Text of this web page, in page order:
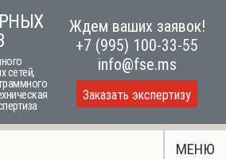
сетей,
Ждем ваших заявок!
+7 (995) 100-33-55
info@fse.ms
Заказать экспертизу
МЕНЮ